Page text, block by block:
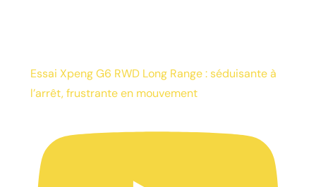
Essai Xpeng G6 RWD Long Range : séduisante à
l’arrêt, frustrante en mouvement